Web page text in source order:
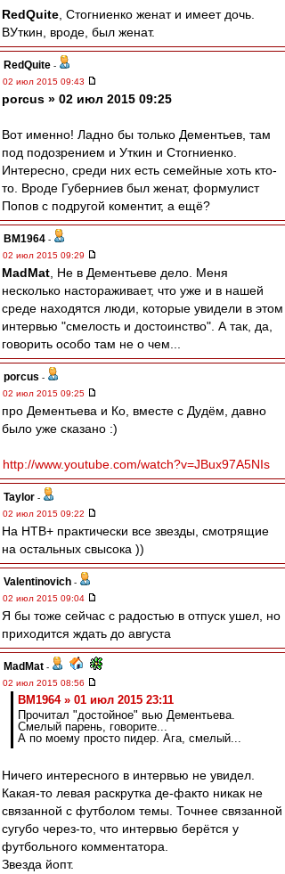
RedQuite , Стогниенко женат и имеет дочь.
ВУткин, вроде, был женат.
RedQuite -
02 июл 2015 09:43
porcus » 02 июл 2015 09:25
Вот именно! Ладно бы только Дементьев, там
под подозрением и Уткин и Стогниенко.
Интересно, среди них есть семейные хоть кто-
то. Вроде Губерниев был женат, формулист
Попов с подругой коментит, а ещё?
BM1964 -
02 июл 2015 09:29
MadMat , Не в Дементьеве дело. Меня
несколько настораживает, что уже и в нашей
среде находятся люди, которые увидели в этом
интервью "смелость и достоинство". А так, да,
говорить особо там не о чем...
porcus -
02 июл 2015 09:25
про Дементьева и Ко, вместе с Дудём, давно
было уже сказано :)
http://www.youtube.com/watch?v=JBux97A5NIs
Taylor -
02 июл 2015 09:22
На НТВ+ практически все звезды, смотрящие
на остальных свысока ))
Valentinovich -
02 июл 2015 09:04
Я бы тоже сейчас с радостью в отпуск ушел, но
приходится ждать до августа
MadMat -
02 июл 2015 08:56
BM1964 » 01 июл 2015 23:11
Прочитал "достойное" вью Дементьева.
Смелый парень, говорите...
А по моему просто пидер. Ага, смелый...
Ничего интересного в интервью не увидел.
Какая-то левая раскрутка де-факто никак не
связанной с футболом темы. Точнее связанной
сугубо через-то, что интервью берётся у
футбольного комментатора.
Звезда йопт.